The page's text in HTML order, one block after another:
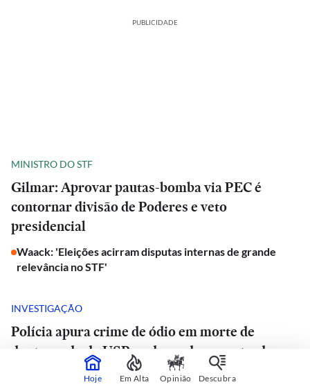
PUBLICIDADE
MINISTRO DO STF
Gilmar: Aprovar pautas-bomba via PEC é
contornar divisão de Poderes e veto
presidencial
Waack: 'Eleições acirram disputas internas de grande
relevância no STF'
INVESTIGAÇÃO
Polícia apura crime de ódio em morte de
doutorando da USP e advogado encontrado
morto em estrada de São Paulo
Hoje Em Alta Opinião Descubra